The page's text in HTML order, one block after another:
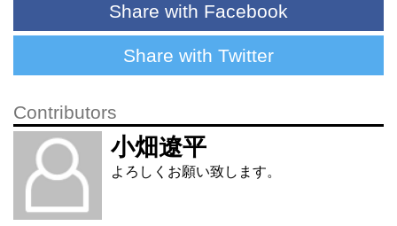
Share with Facebook
Share with Twitter
Contributors
小畑遼平
よろしくお願い致します。